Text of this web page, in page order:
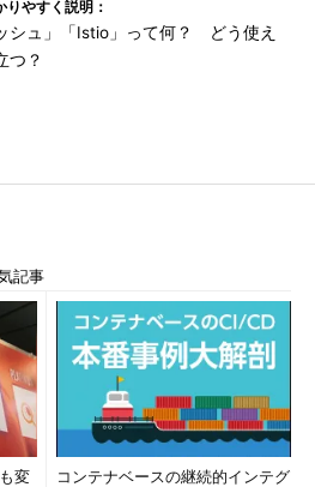
やすく説明：
シュ」「Istio」って何？ どう使え
つ？
記事
変
コンテナベースの継続的インテグ